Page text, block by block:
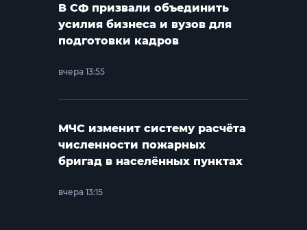
В СФ призвали объединить
усилия бизнеса и вузов для
подготовки кадров
вчера 13:55
МЧС изменит систему расчёта
численности пожарных
бригад в населённых пунктах
вчера 13:15